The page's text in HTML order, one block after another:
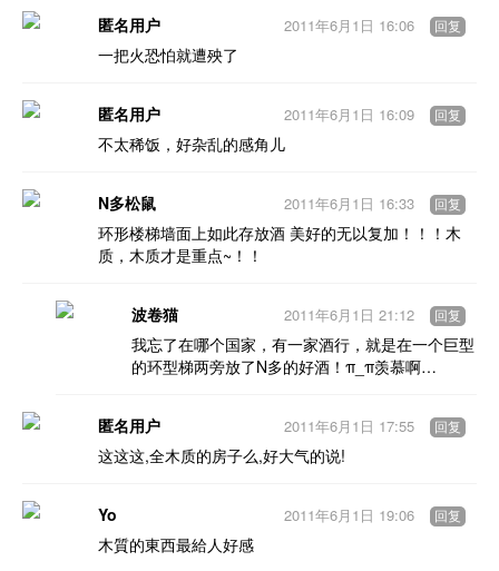
匿名用户
一把火恐怕就遭殃了
2011年6月1日 16:06 回复
匿名用户
不太稀饭，好杂乱的感角儿
2011年6月1日 16:09 回复
N多松鼠
环形楼梯墙面上如此存放酒 美好的无以复加！！！木
质，木质才是重点~！！
2011年6月1日 16:33 回复
波卷猫
我忘了在哪个国家，有一家酒行，就是在一个巨型
的环型梯两旁放了N多的好酒！π_π羡慕啊…
2011年6月1日 21:12 回复
匿名用户
这这这,全木质的房子么,好大气的说!
2011年6月1日 17:55 回复
Yo
木質的東西最給人好感
2011年6月1日 19:06 回复